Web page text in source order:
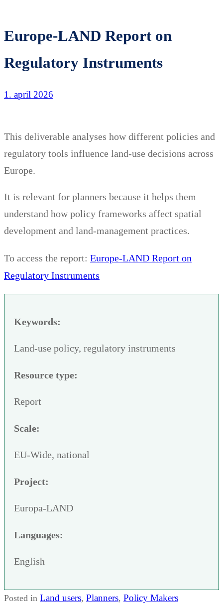
Europe-LAND Report on
Regulatory Instruments
1. april 2026
This deliverable analyses how different policies and
regulatory tools influence land-use decisions across
Europe.
It is relevant for planners because it helps them
understand how policy frameworks affect spatial
development and land-management practices.
To access the report: Europe-LAND Report on
Regulatory Instruments
Keywords:
Land-use policy, regulatory instruments
Resource type:
Report
Scale:
EU-Wide, national
Project:
Europa-LAND
Languages:
English
Posted in Land users, Planners, Policy Makers